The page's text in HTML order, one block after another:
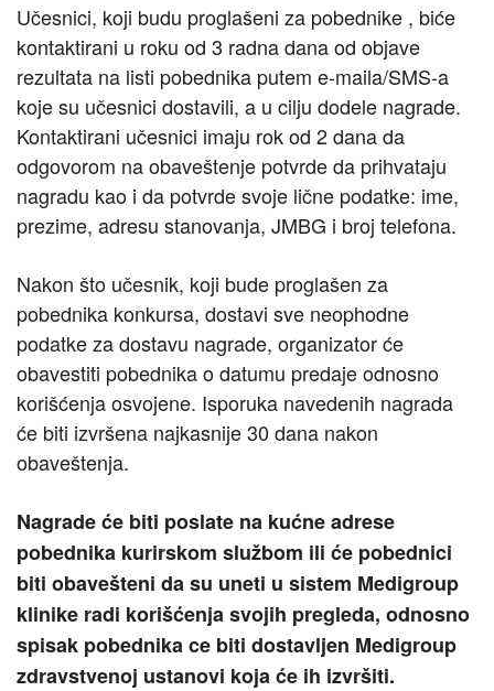
Učesnici, koji budu proglašeni za pobednike , biće
kontaktirani u roku od 3 radna dana od objave
rezultata na listi pobednika putem e-maila/SMS-a
koje su učesnici dostavili, a u cilju dodele nagrade.
Kontaktirani učesnici imaju rok od 2 dana da
odgovorom na obaveštenje potvrde da prihvataju
nagradu kao i da potvrde svoje lične podatke: ime,
prezime, adresu stanovanja, JMBG i broj telefona.
Nakon što učesnik, koji bude proglašen za
pobednika konkursa, dostavi sve neophodne
podatke za dostavu nagrade, organizator će
obavestiti pobednika o datumu predaje odnosno
korišćenja osvojene. Isporuka navedenih nagrada
će biti izvršena najkasnije 30 dana nakon
obaveštenja.
Nagrade će biti poslate na kućne adrese
pobednika kurirskom službom ili će pobednici
biti obavešteni da su uneti u sistem Medigroup
klinike radi korišćenja svojih pregleda, odnosno
spisak pobednika ce biti dostavljen Medigroup
zdravstvenoj ustanovi koja će ih izvršiti.